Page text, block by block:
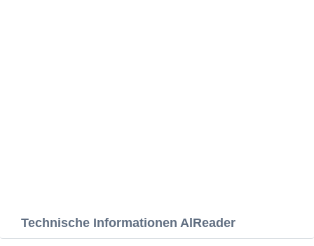
Technische Informationen AlReader